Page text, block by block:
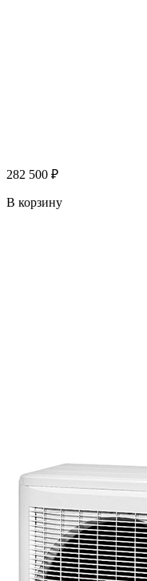
282 500 ₽
В корзину